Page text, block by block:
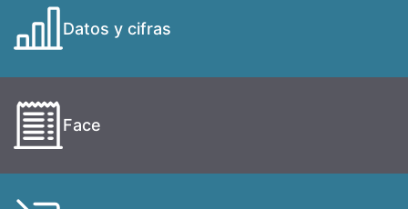
Datos y cifras
Face